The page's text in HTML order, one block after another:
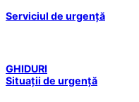
Serviciul de urgență
GHIDURI
Situații de urgență